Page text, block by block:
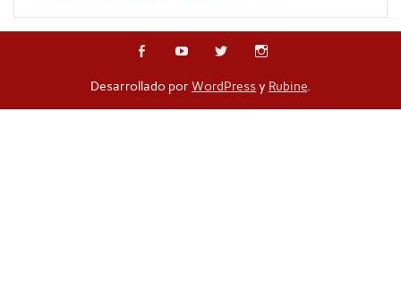
Desarrollado por WordPressy Rubine.